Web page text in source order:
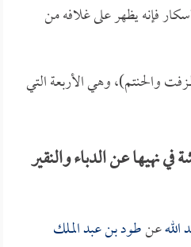
فإنه يظهر على غلافه من
والحنتم)، وهي الأربعة التي
نهيها عن الدباء والنقير
اللهعنطود بن عبد الملك